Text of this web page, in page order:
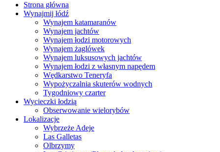
Strona główna
Wynajmij łódź
Wynajem katamaranów
Wynajem jachtów
Wynajem łodzi motorowych
Wynajem żaglówek
Wynajem luksusowych jachtów
Wynajem łodzi z własnym napędem
Wędkarstwo Teneryfa
Wypożyczalnia skuterów wodnych
Tygodniowy czarter
Wycieczki łodzią
Obserwowanie wielorybów
Lokalizacje
Wybrzeże Adeje
Las Galletas
Olbrzymy